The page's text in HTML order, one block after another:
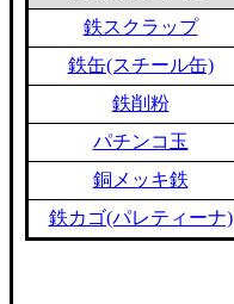
鉄スクラップ
鉄缶(スチール缶)
鉄削粉
パチンコ玉
銅メッキ鉄
鉄カゴ(パレティーナ)